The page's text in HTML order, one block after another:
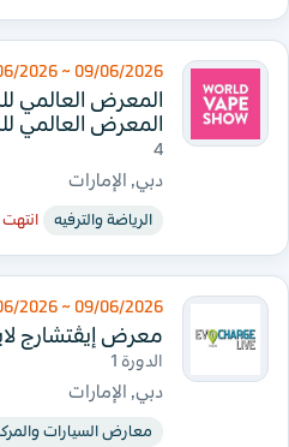
09/06/2026 ~ 11/06/2026
المعرض العالمي
المعرض العالمي
4
دبي, الإمارات
الرياضة والترفيه انتهت
09/06/2026 ~ 10/06/2026
معرض إيڤتشارج
الدورة 1
دبي, الإمارات
معارض السيارات